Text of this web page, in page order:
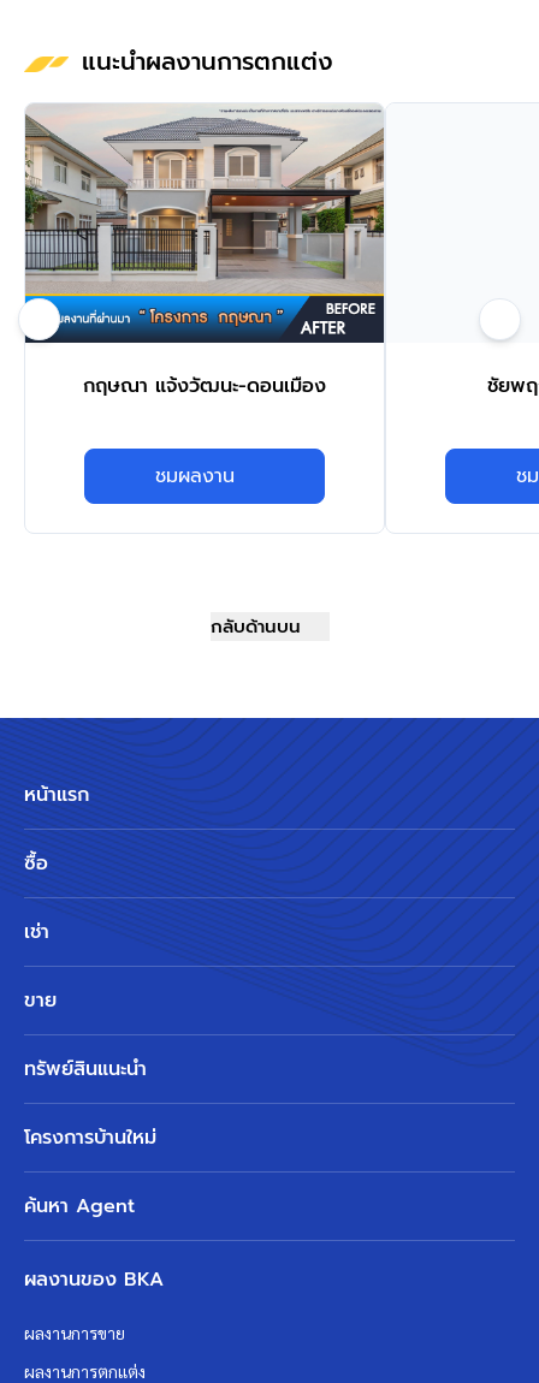
แนะนำผลงานการตกแต่ง
กฤษณา แจ้งวัฒนะ-ดอนเมือง
ชมผลงาน
ชัยพ
ช
กลับด้านบน
หน้าแรก
ซื้อ
เช่า
ขาย
ทรัพย์สินแนะนำ
โครงการบ้านใหม่
ค้นหา Agent
ผลงานของ BKA
ผลงานการขาย
ผลงานการตกแต่ง